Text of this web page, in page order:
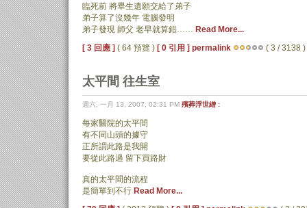
臨死前 將畢生遺願交給了弟子
弟子算了沒幾年 電腦發明
弟子發現 師父 老早就算錯…… Read More...
[ 3 回應 ] ( 64 預覽 ) [ 0 引用 ] permalink ( 3 / 3138 )
太平間 往生室
週六, 一月 13, 2007, 02:31 PM 殯葬浮世繒 :
每家醫院的太平間
有不同山頭的據守
正所謂此路是我開
要從此路過 留下買路財
真的太平間的流程
是簡單到不行 Read More...